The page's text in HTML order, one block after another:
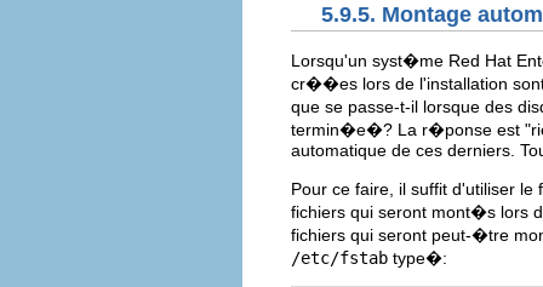
5.9.5. Montage
Lorsqu'un syst�me Red Hat
cr��es lors de l'installation
que se passe-t-il lorsque des
termin�e�? La r�ponse est
automatique de ces derniers.
Pour ce faire, il suffit d'utiliser le
fichiers qui seront mont�s lors
fichiers qui seront peut-�tre
/etc/fstab type�: